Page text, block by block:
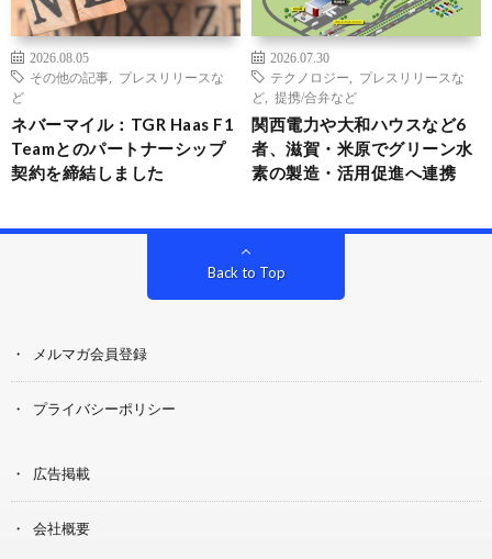
2026.08.05
その他の記事
プレスリリースな
ど
ネバーマイル：TGR Haas F1
Teamとのパートナーシップ
契約を締結しました
2026.07.30
テクノロジー
プレスリリースな
ど
提携/合弁など
関西電力や大和ハウスなど6
者、滋賀・米原でグリーン水
素の製造・活用促進へ連携
Back to Top
メルマガ会員登録
プライバシーポリシー
広告掲載
会社概要